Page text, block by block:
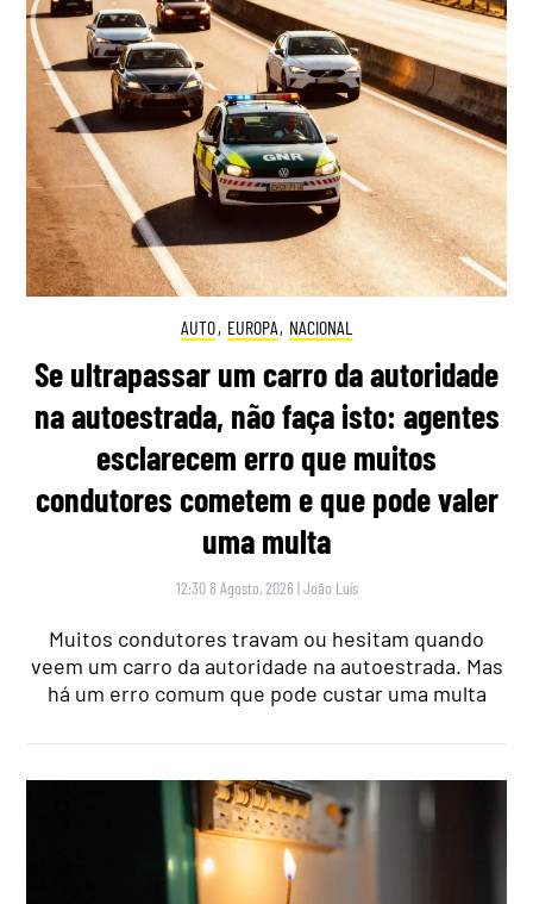
AUTO, EUROPA, NACIONAL
Se ultrapassar um carro da autoridade
na autoestrada, não faça isto: agentes
esclarecem erro que muitos
condutores cometem e que pode valer
uma multa
12:30 8 Agosto, 2026 |João Luís
Muitos condutores travam ou hesitam quando
veem um carro da autoridade na autoestrada. Mas
há um erro comum que pode custar uma multa